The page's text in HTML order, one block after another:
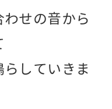
せの音から
していきま